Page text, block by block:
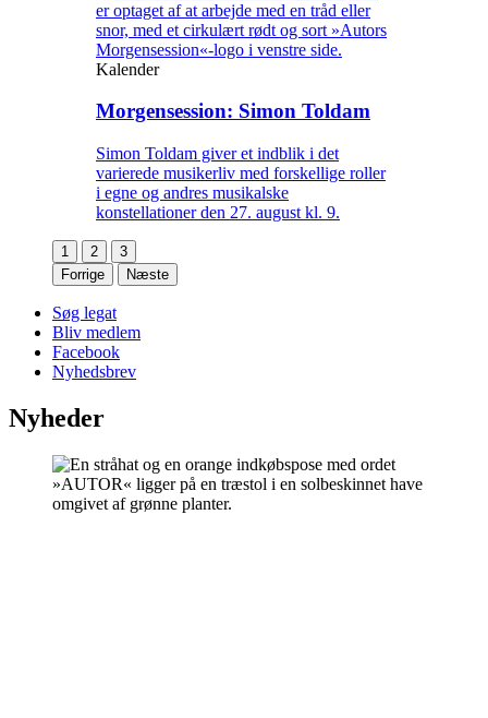
Kalender
Morgensession: Simon Toldam
Simon Toldam giver et indblik i det
varierede musikerliv med forskellige roller
i egne og andres musikalske
konstellationer den 27. august kl. 9.
1 2
3
Forrige
Næste
Søg legat
Bliv medlem
Facebook
Nyhedsbrev
Nyheder